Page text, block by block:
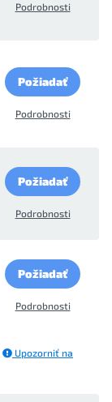
Podrobnosti
Požiadať
Podrobnosti
Požiadať
Podrobnosti
Požiadať
Podrobnosti
Upozorniť na